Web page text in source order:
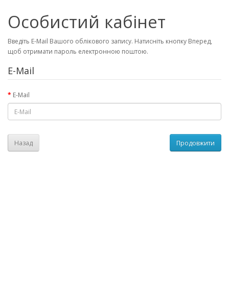
Особистий кабінет
Введіть E-Mail Вашого облікового запису. Натисніть кнопку Вперед,
щоб отримати пароль електронною поштою.
E-Mail
E-Mail
Назад